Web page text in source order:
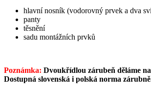
hlavní nosník (vodorovný prvek a dva
panty
těsnění
sadu montážních prvků
Poznámka: Dvoukřídlou zárubeň děláme
Dostupná slovenská i polská norma